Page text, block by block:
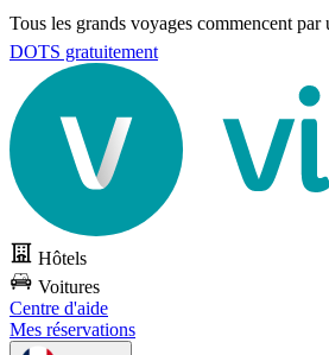
Tous les grands voyages commencent par
DOTS gratuitement
Hôtels
Voitures
Centre d'aide
Mes réservations